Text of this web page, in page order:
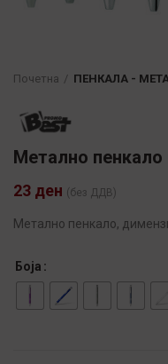
Почетна ПЕНКАЛА -
Метално пенкало
23 ден (без ДДВ)
Метално пенкало,
Боја